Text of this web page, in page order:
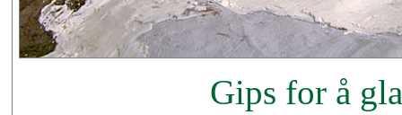
Gips for å